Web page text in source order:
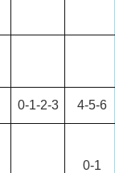
0-1-2-3 4-5-6
0-1